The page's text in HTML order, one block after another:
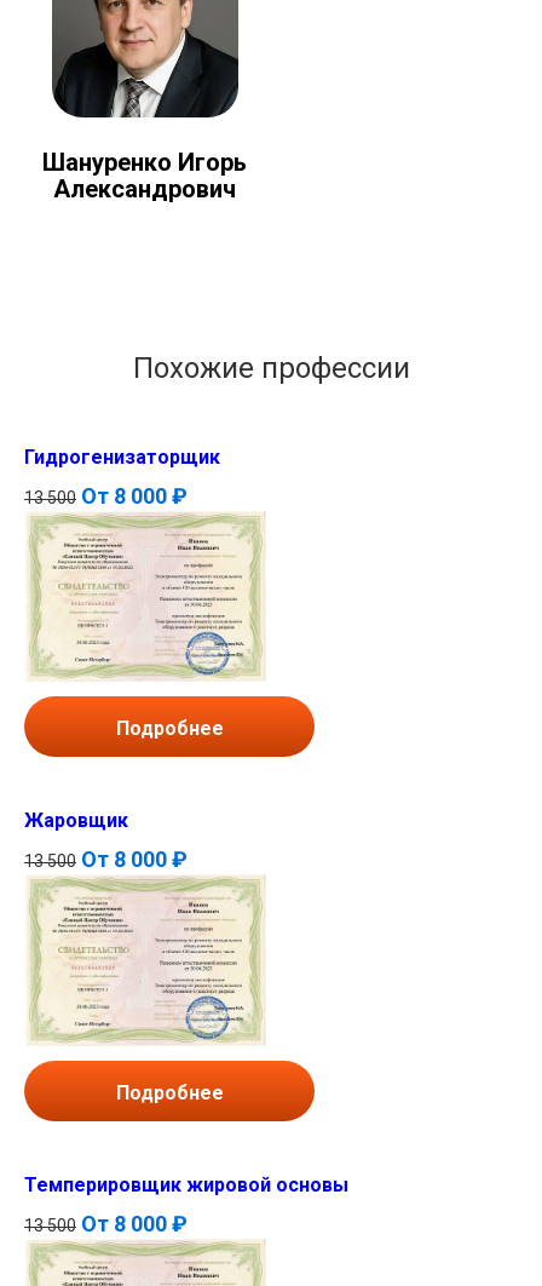
Шануренко Игорь
Александрович
Похожие профессии
Гидрогенизаторщик
13 500 От 8 000 ₽
Подробнее
Жаровщик
13 500 От 8 000 ₽
Подробнее
Темперировщик жировой основы
13 500 От 8 000 ₽